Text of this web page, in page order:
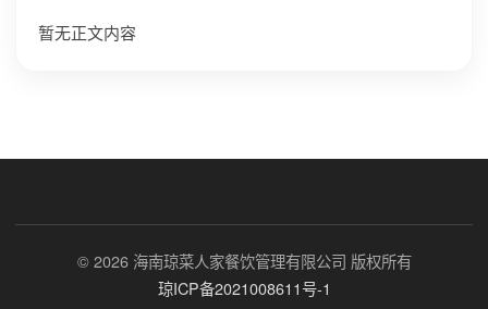
暂无正文内容
© 2026 海南琼菜人家餐饮管理有限公司 版权所有
琼ICP备2021008611号-1